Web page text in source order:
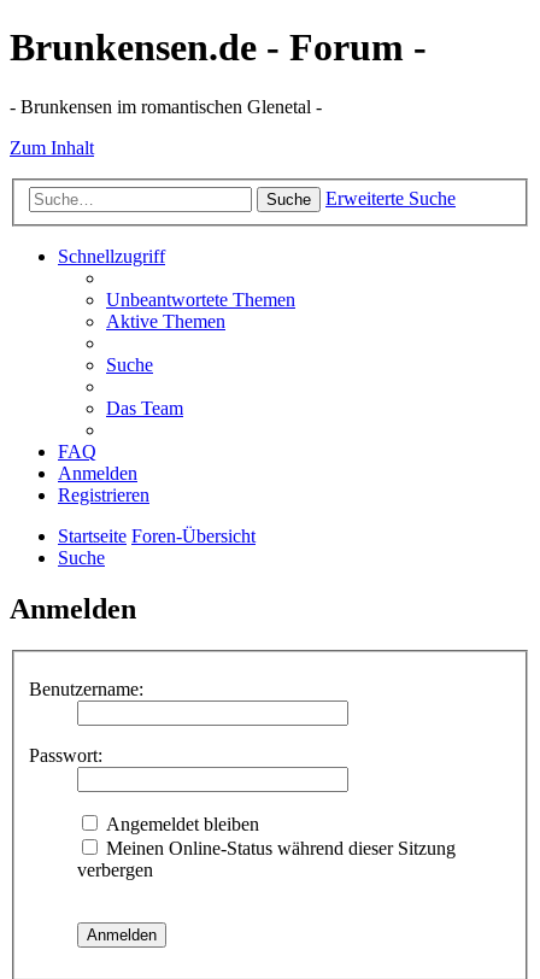
Brunkensen.de - Forum -
- Brunkensen im romantischen Glenetal -
Zum Inhalt
Suche Erweiterte Suche
Schnellzugriff
Unbeantwortete Themen
Aktive Themen
Suche
Das Team
FAQ
Anmelden
Registrieren
Startseite Foren-Übersicht
Suche
Anmelden
Benutzername:
Passwort:
Angemeldet bleiben
Meinen Online-Status während dieser Sitzung
verbergen